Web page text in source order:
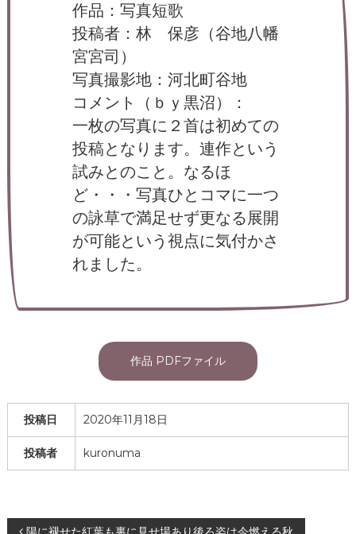
作品：写真短歌
投稿者：林 保彦（谷地八幡
宮宮司）
写真撮影地：河北町谷地
コメント（ｂｙ黒沼）：
一枚の写真に２首は初めての
投稿となります。連作という
試みとのこと。なるほ
ど・・・写真ひとコマに一つ
の詠草で満足せず更なる展開
が可能という視点に気付かさ
れました。
作品 PDFファイル
投稿日 2020年11月18日
投稿者 kuronuma